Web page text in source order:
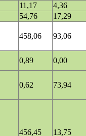
11,17
4,36
54,76
17,29
458,06 93,06
0,89
0,00
0,62 73,94
456,45 13,75